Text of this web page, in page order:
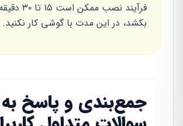
فرآیند نصب
بکشد، در این مدت با گوشی کار نکنید.
جمع‌بندی و پاسخ به